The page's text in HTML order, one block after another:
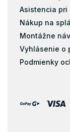
Asistencia pri
Nákup na
Montážne
Vyhlásenie o
Podmienky